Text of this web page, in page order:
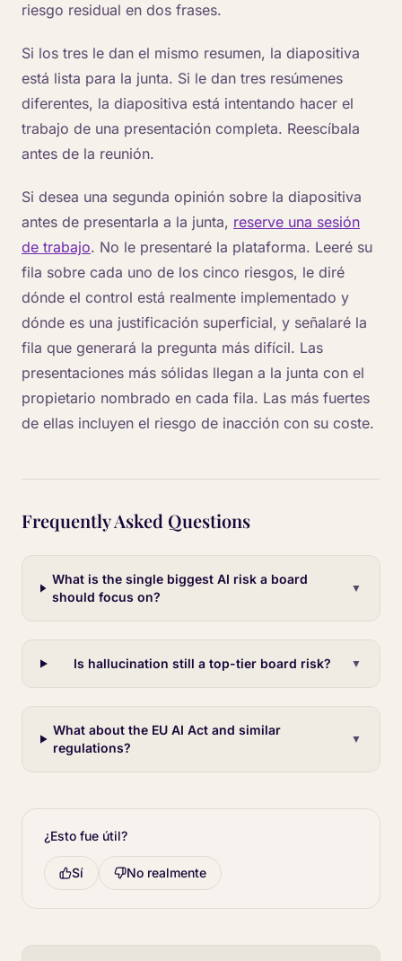
riesgo residual en dos frases.
Si los tres le dan el mismo resumen, la diapositiva
está lista para la junta. Si le dan tres resúmenes
diferentes, la diapositiva está intentando hacer el
trabajo de una presentación completa. Reescíbala
antes de la reunión.
Si desea una segunda opinión sobre la diapositiva
antes de presentarla a la junta, reserve una sesión
de trabajo. No le presentaré la plataforma. Leeré su
fila sobre cada uno de los cinco riesgos, le diré
dónde el control está realmente implementado y
dónde es una justificación superficial, y señalaré la
fila que generará la pregunta más difícil. Las
presentaciones más sólidas llegan a la junta con el
propietario nombrado en cada fila. Las más fuertes
de ellas incluyen el riesgo de inacción con su coste.
Frequently Asked Questions
What is the single biggest AI risk a board
should focus on?
▼
Is hallucination still a top-tier board risk? ▼
What about the EU AI Act and similar
regulations?
▼
¿Esto fue útil?
Sí No realmente